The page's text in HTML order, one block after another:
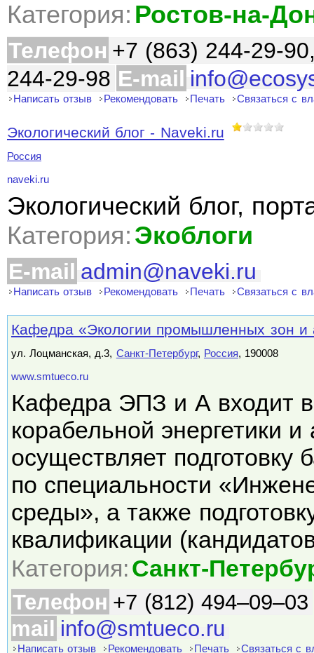
Категория: Ростов-на-
Телефон +7 (863) 244-29-
244-29-98 E-mail
Написать отзыв Рекомендовать Печать Связаться с
Экологический блог - Naveki.ru
Россия
naveki.ru
Экологический блог,
Категория: Экоблоги
E-mail admin@naveki.ru
Написать отзыв Рекомендовать Печать Связаться с
Кафедра «Экологии промышленных зон
ул. Лоцманская, д.3, Санкт-Петербург, Россия, 190008
www.smtueco.ru
Кафедра ЭПЗ и А входит в
корабельной энергетики
осуществляет подготовку
по специальности
среды», а также
квалификации
Категория:Санкт-
Телефон +7 (812) 494–09–03
mail info@smtueco.ru
Написать отзыв Рекомендовать Печать Связаться с